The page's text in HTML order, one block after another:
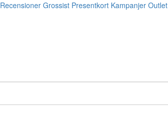
Recensioner Grossist Presentkort Kampanjer Outlet